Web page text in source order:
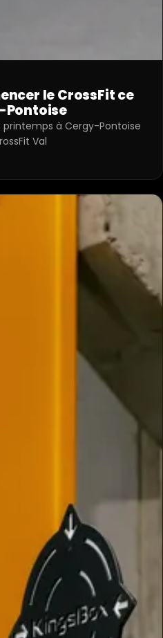
le CrossFit ce
Pontoise
à Cergy-Pontoise
Val